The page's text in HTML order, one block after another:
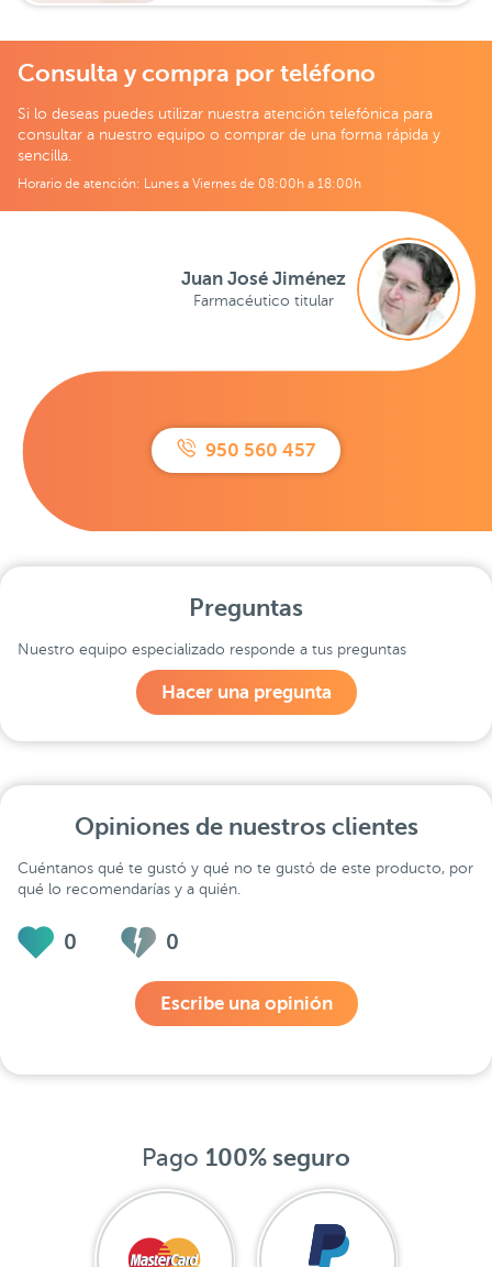
Consulta y compra por teléfono
Si lo deseas puedes utilizar nuestra atención telefónica para
consultar a nuestro equipo o comprar de una forma rápida y
sencilla.
Horario de atención: Lunes a Viernes de 08:00h a 18:00h
950 560 457
Juan José Jiménez
Farmacéutico titular
Preguntas
Nuestro equipo especializado responde a tus preguntas
Hacer una pregunta
Opiniones de nuestros clientes
Cuéntanos qué te gustó y qué no te gustó de este producto, por
qué lo recomendarías y a quién.
0 0
Escribe una opinión
Pago 100% seguro